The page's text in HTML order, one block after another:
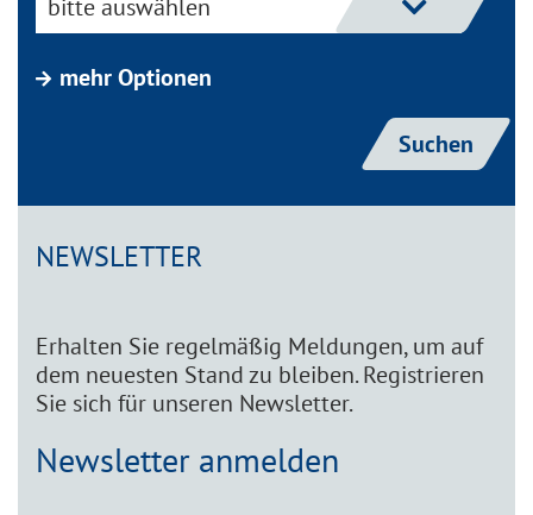
bitte auswählen
mehr Optionen
NEWSLETTER
Erhalten Sie regelmäßig Meldungen, um auf
dem neuesten Stand zu bleiben. Registrieren
Sie sich für unseren Newsletter.
Newsletter anmelden